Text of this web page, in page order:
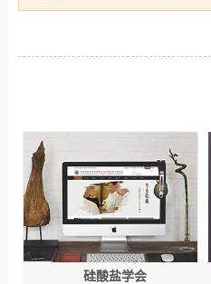
硅酸盐学会